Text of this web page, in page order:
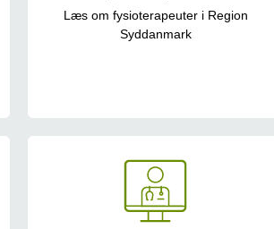
Læs om fysioterapeuter i Region
Syddanmark